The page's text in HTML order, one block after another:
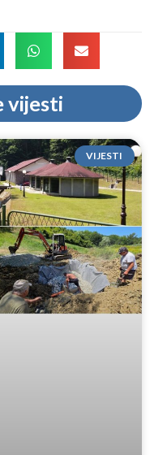
vijesti
VIJESTI